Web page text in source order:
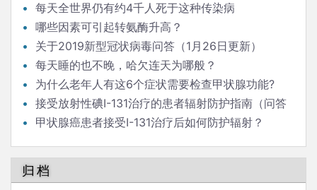
每天全世界仍有约4千人死于这种传染病
哪些因素可引起转氨酶升高？
关于2019新型冠状病毒问答（1月26日更新）
每天睡的也不晚，哈欠连天为哪般？
为什么老年人有这6个症状需要检查甲状腺功能?
接受放射性碘I-131治疗的患者辐射防护指南（问答
版）甲状腺癌患者接受I-131治疗后如何防护辐射？
归档